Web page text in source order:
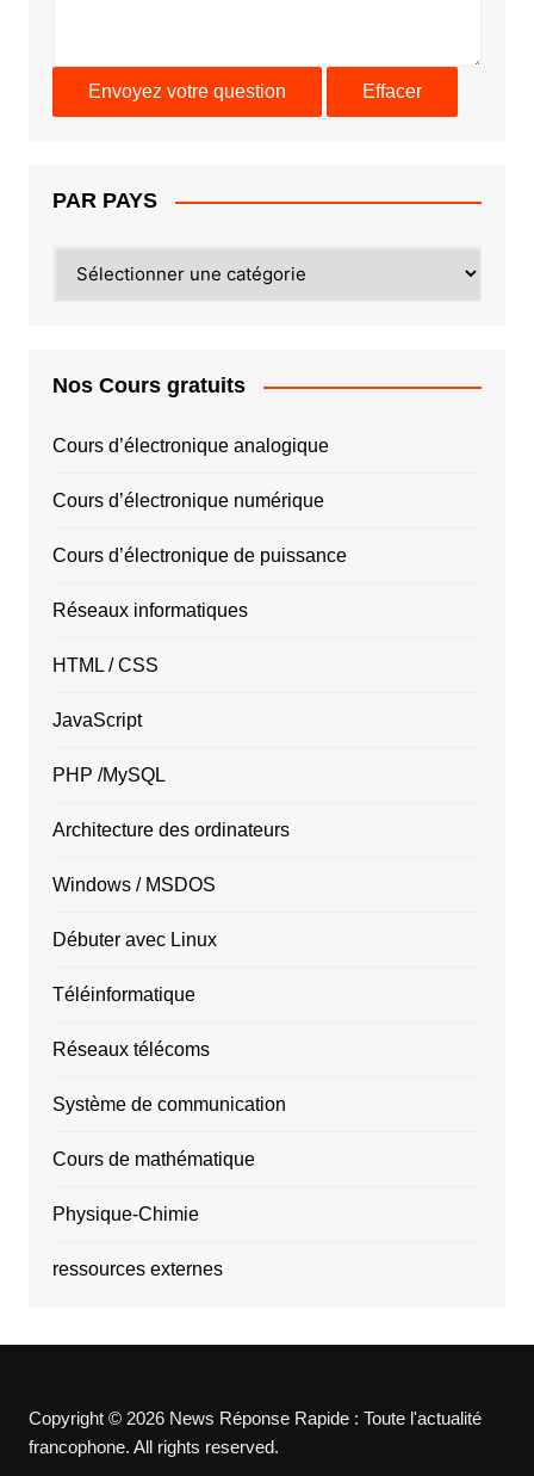
PAR PAYS
PAYS
Nos Cours gratuits
Cours d’électronique analogique
Cours d’électronique numérique
Cours d’électronique de puissance
Réseaux informatiques
HTML / CSS
JavaScript
PHP /MySQL
Architecture des ordinateurs
Windows / MSDOS
Débuter avec Linux
Téléinformatique
Réseaux télécoms
Système de communication
Cours de mathématique
Physique-Chimie
ressources externes
Copyright © 2026 News Réponse Rapide : Toute l'actualité
francophone. All rights reserved.